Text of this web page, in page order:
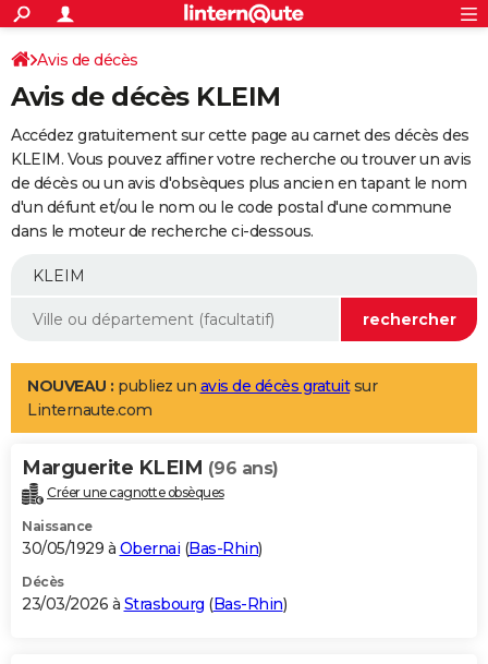
ACTUALITÉS
Politique
Société
Faits Divers
Education
Monde
Villes
+
SPORT
Coupe du monde 2026
Football
Tennis
Cyclisme
Rugby
Forum
Programme TV
TNT
Streaming
Cinéma
Sorties cinéma
Musique
+
FINANCE
Retraite
Impôts
Epargne
Immobilier
Risques naturels par ville
Banque
Assurance
Crédit
AUTO
Essais
Réserver un essai
Citadines
Berlines
SUV
Forum auto
+
Mobiles
Meilleur smartphone
Internet
Ordinateurs
Jeux vidéo
Guide high-tech
Aménagement intérieur
LIFESTYLE
Art de vivre
Bien-être
Loisirs
Mode
Modes de vie
Alimentation
Guide de la santé
Maladies
Médicaments
Sommeil
VOYAGE
Destinations
City break
Voyage nature
Voyage de noces
Forum
Climat
+PHOTO
GUIDES D'ACHAT
BONS PLANS
Avis de décès
Avis de décès KLEIM
Accédez gratuitement sur cette page au carnet des décès des
KLEIM. Vous pouvez affiner votre recherche ou trouver un avis
de décès ou un avis d'obsèques plus ancien en tapant le nom
d'un défunt et/ou le nom ou le code postal d'une commune
dans le moteur de recherche ci-dessous.
NOUVEAU : publiez un avis de décès gratuitsur
Linternaute.com
Marguerite KLEIM (96 ans)
Créer une cagnotte obsèques
Naissance
30/05/1929 à Obernai (Bas-Rhin)
Décès
23/03/2026 à Strasbourg (Bas-Rhin)